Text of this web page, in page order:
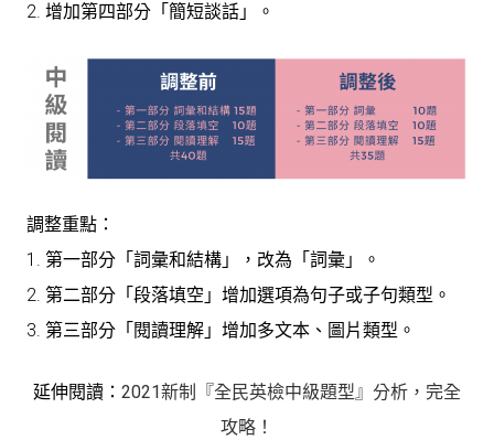
2. 增加第四部分「簡短談話」。
調整重點：
1. 第一部分「詞彙和結構」，改為「詞彙」。
2. 第二部分「段落填空」增加選項為句子或子句類型。
3. 第三部分「閱讀理解」增加多文本、圖片類型。
延伸閱讀： 2021新制『全民英檢中級題型』分析，完全
攻略！